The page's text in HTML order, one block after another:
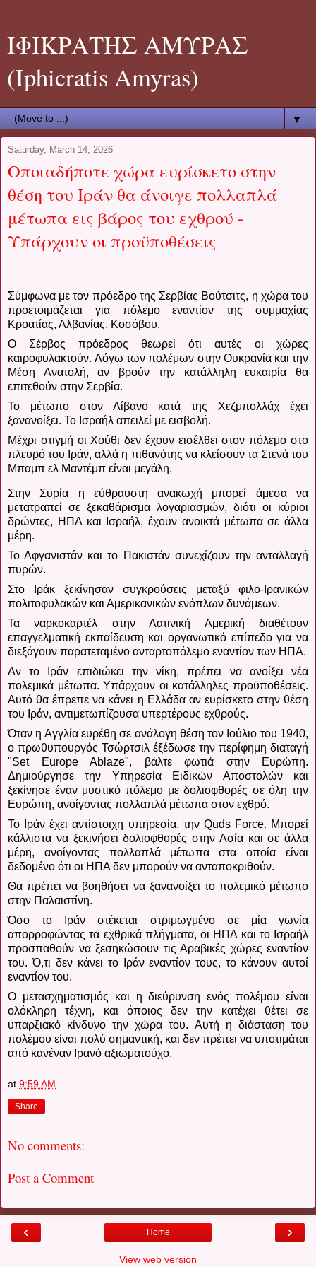
ΙΦΙΚΡΑΤΗΣ ΑΜΥΡΑΣ
(Iphicratis Amyras)
▼
Saturday, March 14, 2026
Οποιαδήποτε χώρα ευρίσκετο στην
θέση του Ιράν θα άνοιγε πολλαπλά
μέτωπα εις βάρος του εχθρού -
Υπάρχουν οι προϋποθέσεις
Σύμφωνα με τον πρόεδρο της Σερβίας Βούτσιτς, η χώρα του
προετοιμάζεται για πόλεμο εναντίον της συμμαχίας
Κροατίας, Αλβανίας, Κοσόβου.
Ο Σέρβος πρόεδρος θεωρεί ότι αυτές οι χώρες
καιροφυλακτούν.Λόγω των πολέμων στην Ουκρανία και την
Μέση Ανατολή, αν βρούν την κατάλληλη ευκαιρία θα
επιτεθούν στην Σερβία.
Το μέτωπο στον Λίβανο κατά της Χεζμπολλάχ έχει
ξανανοίξει. Το Ισραήλ απειλεί με εισβολή.
Μέχρι στιγμή οι Χούθι δεν έχουν εισέλθει στον πόλεμο στο
πλευρό του Ιράν, αλλά η πιθανότης να κλείσουν τα Στενά του
Μπαμπ ελ Μαντέμπ είναι μεγάλη.
Στην Συρία η εύθραυστη ανακωχή μπορεί άμεσα να
μετατραπεί σε ξεκαθάρισμα λογαριασμών, διότι οι κύριοι
δρώντες, ΗΠΑ και Ισραήλ, έχουν ανοικτά μέτωπα σε άλλα
μέρη.
Το Αφγανιστάν και το Πακιστάν συνεχίζουν την ανταλλαγή
πυρών.
Στο Ιράκ ξεκίνησαν συγκρούσεις μεταξύ φιλο-Ιρανικών
πολιτοφυλακών και Αμερικανικών ενόπλων δυνάμεων.
Τα ναρκοκαρτέλ στην Λατινική Αμερική διαθέτουν
επαγγελματική εκπαίδευση και οργανωτικό επίπεδο για να
διεξάγουν παρατεταμένο ανταρτοπόλεμο εναντίον των ΗΠΑ.
Αν το Ιράν επιδιώκει την νίκη, πρέπει να ανοίξει νέα
πολεμικά μέτωπα. Υπάρχουν οι κατάλληλες προϋποθέσεις.
Αυτό θα έπρεπε να κάνει η Ελλάδα αν ευρίσκετο στην θέση
του Ιράν, αντιμετωπίζουσα υπερτέρους εχθρούς.
Όταν η Αγγλία ευρέθη σε ανάλογη θέση τον Ιούλιο του 1940,
ο πρωθυπουργός Τσώρτσιλ έξέδωσε την περίφημη διαταγή
"Set Europe Ablaze", βάλτε φωτιά στην Ευρώπη.
Δημιούργησε την Υπηρεσία Ειδικών Αποστολών και
ξεκίνησε έναν μυστικό πόλεμο με δολιοφθορές σε όλη την
Ευρώπη, ανοίγοντας πολλαπλά μέτωπα στον εχθρό.
Το Ιράν έχει αντίστοιχη υπηρεσία, την Quds Force. Mπορεί
κάλλιστα να ξεκινήσει δολιοφθορές στην Ασία και σε άλλα
μέρη, ανοίγοντας πολλαπλά μέτωπα στα οποία είναι
δεδομένο ότι οι ΗΠΑ δεν μπορούν να ανταποκριθούν.
Θα πρέπει να βοηθήσει να ξανανοίξει το πολεμικό μέτωπο
στην Παλαιστίνη.
Όσο το Ιράν στέκεται στριμωγμένο σε μία γωνία
απορροφώντας τα εχθρικά πλήγματα, οι ΗΠΑ και το Ισραήλ
προσπαθούν να ξεσηκώσουν τις Αραβικές χώρες εναντίον
του.Ό,τι δεν κάνει το Ιράν εναντίον τους, το κάνουν αυτοί
εναντίον του.
Ο μετασχηματισμός και η διεύρυνση ενός πολέμου είναι
ολόκληρη τέχνη, και όποιος δεν την κατέχει θέτει σε
υπαρξιακό κίνδυνο την χώρα του. Αυτή η διάσταση του
πολέμου είναι πολύ σημαντική, και δεν πρέπει να υποτιμάται
από κανέναν Ιρανό αξιωματούχο.
at 9:59 AM
Share
No comments:
Post a Comment
‹ ›
Home
View web version